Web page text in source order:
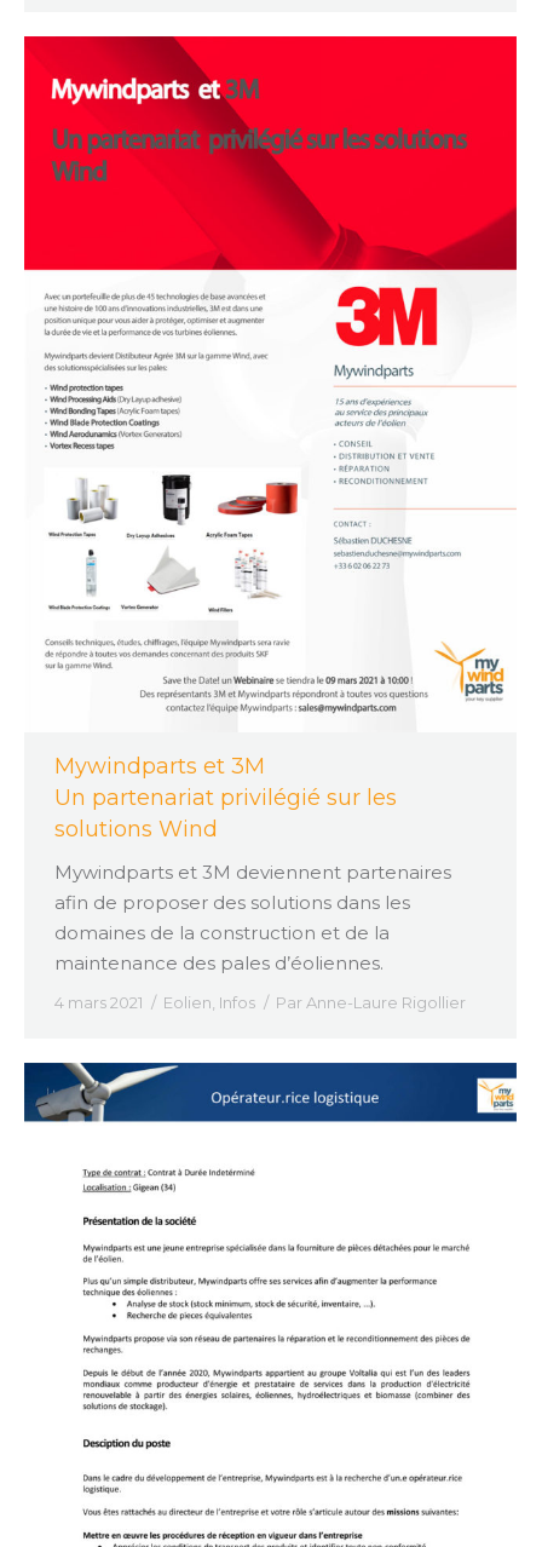
Mywindparts et 3M
Un partenariat privilégié sur les
solutions Wind
Mywindparts et 3M deviennent partenaires
afin de proposer des solutions dans les
domaines de la construction et de la
maintenance des pales d’éoliennes.
4 mars 2021 Eolien Infos Par Anne-Laure Rigollier